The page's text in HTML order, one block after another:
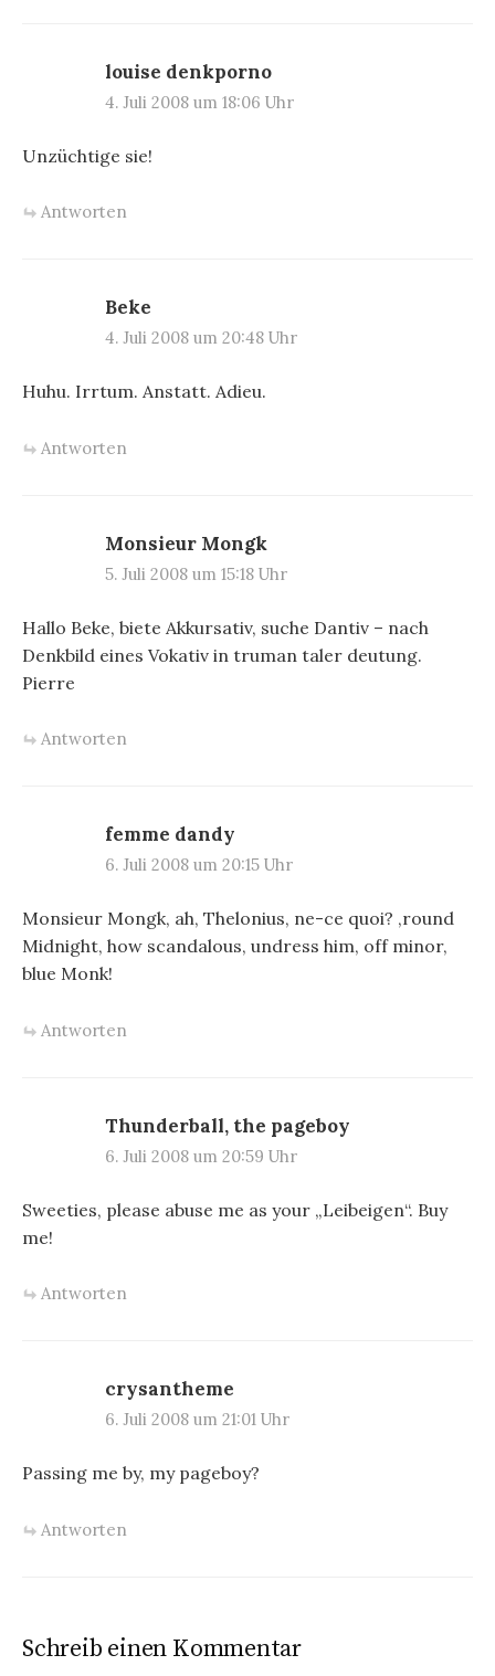
louise denkporno
4. Juli 2008 um 18:06 Uhr
Unzüchtige sie!
Antworten
Beke
4. Juli 2008 um 20:48 Uhr
Huhu. Irrtum. Anstatt. Adieu.
Antworten
Monsieur Mongk
5. Juli 2008 um 15:18 Uhr
Hallo Beke, biete Akkursativ, suche Dantiv – nach
Denkbild eines Vokativ in truman taler deutung.
Pierre
Antworten
femme dandy
6. Juli 2008 um 20:15 Uhr
Monsieur Mongk, ah, Thelonius, ne-ce quoi? ‚round
Midnight, how scandalous, undress him, off minor,
blue Monk!
Antworten
Thunderball, the pageboy
6. Juli 2008 um 20:59 Uhr
Sweeties, please abuse me as your „Leibeigen“. Buy
me!
Antworten
crysantheme
6. Juli 2008 um 21:01 Uhr
Passing me by, my pageboy?
Antworten
Schreib einen Kommentar